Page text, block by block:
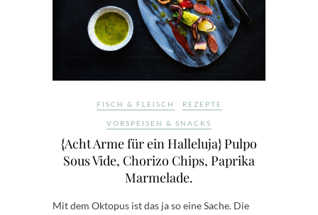
FISCH & FLEISCH REZEPTE
VORSPEISEN & SNACKS
{Acht Arme für ein Halleluja} Pulpo
Sous Vide, Chorizo Chips, Paprika
Marmelade.
Mit dem Oktopus ist das ja so eine Sache. Die